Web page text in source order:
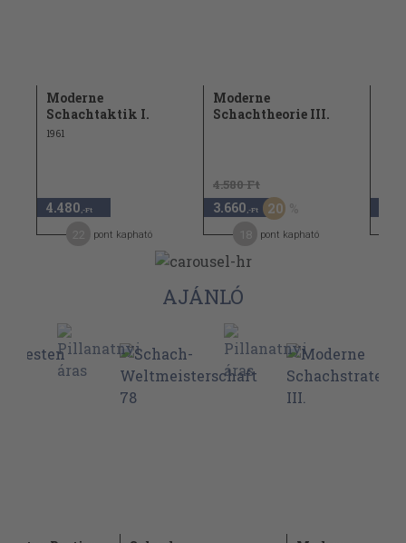
Moderne
Schachtaktik I.
1961
4.480 ,-Ft
pont kapható
Moderne
Schachtheorie III.
4.580 Ft
3.660 ,-Ft 20
pont kapható
AJÁNLÓ